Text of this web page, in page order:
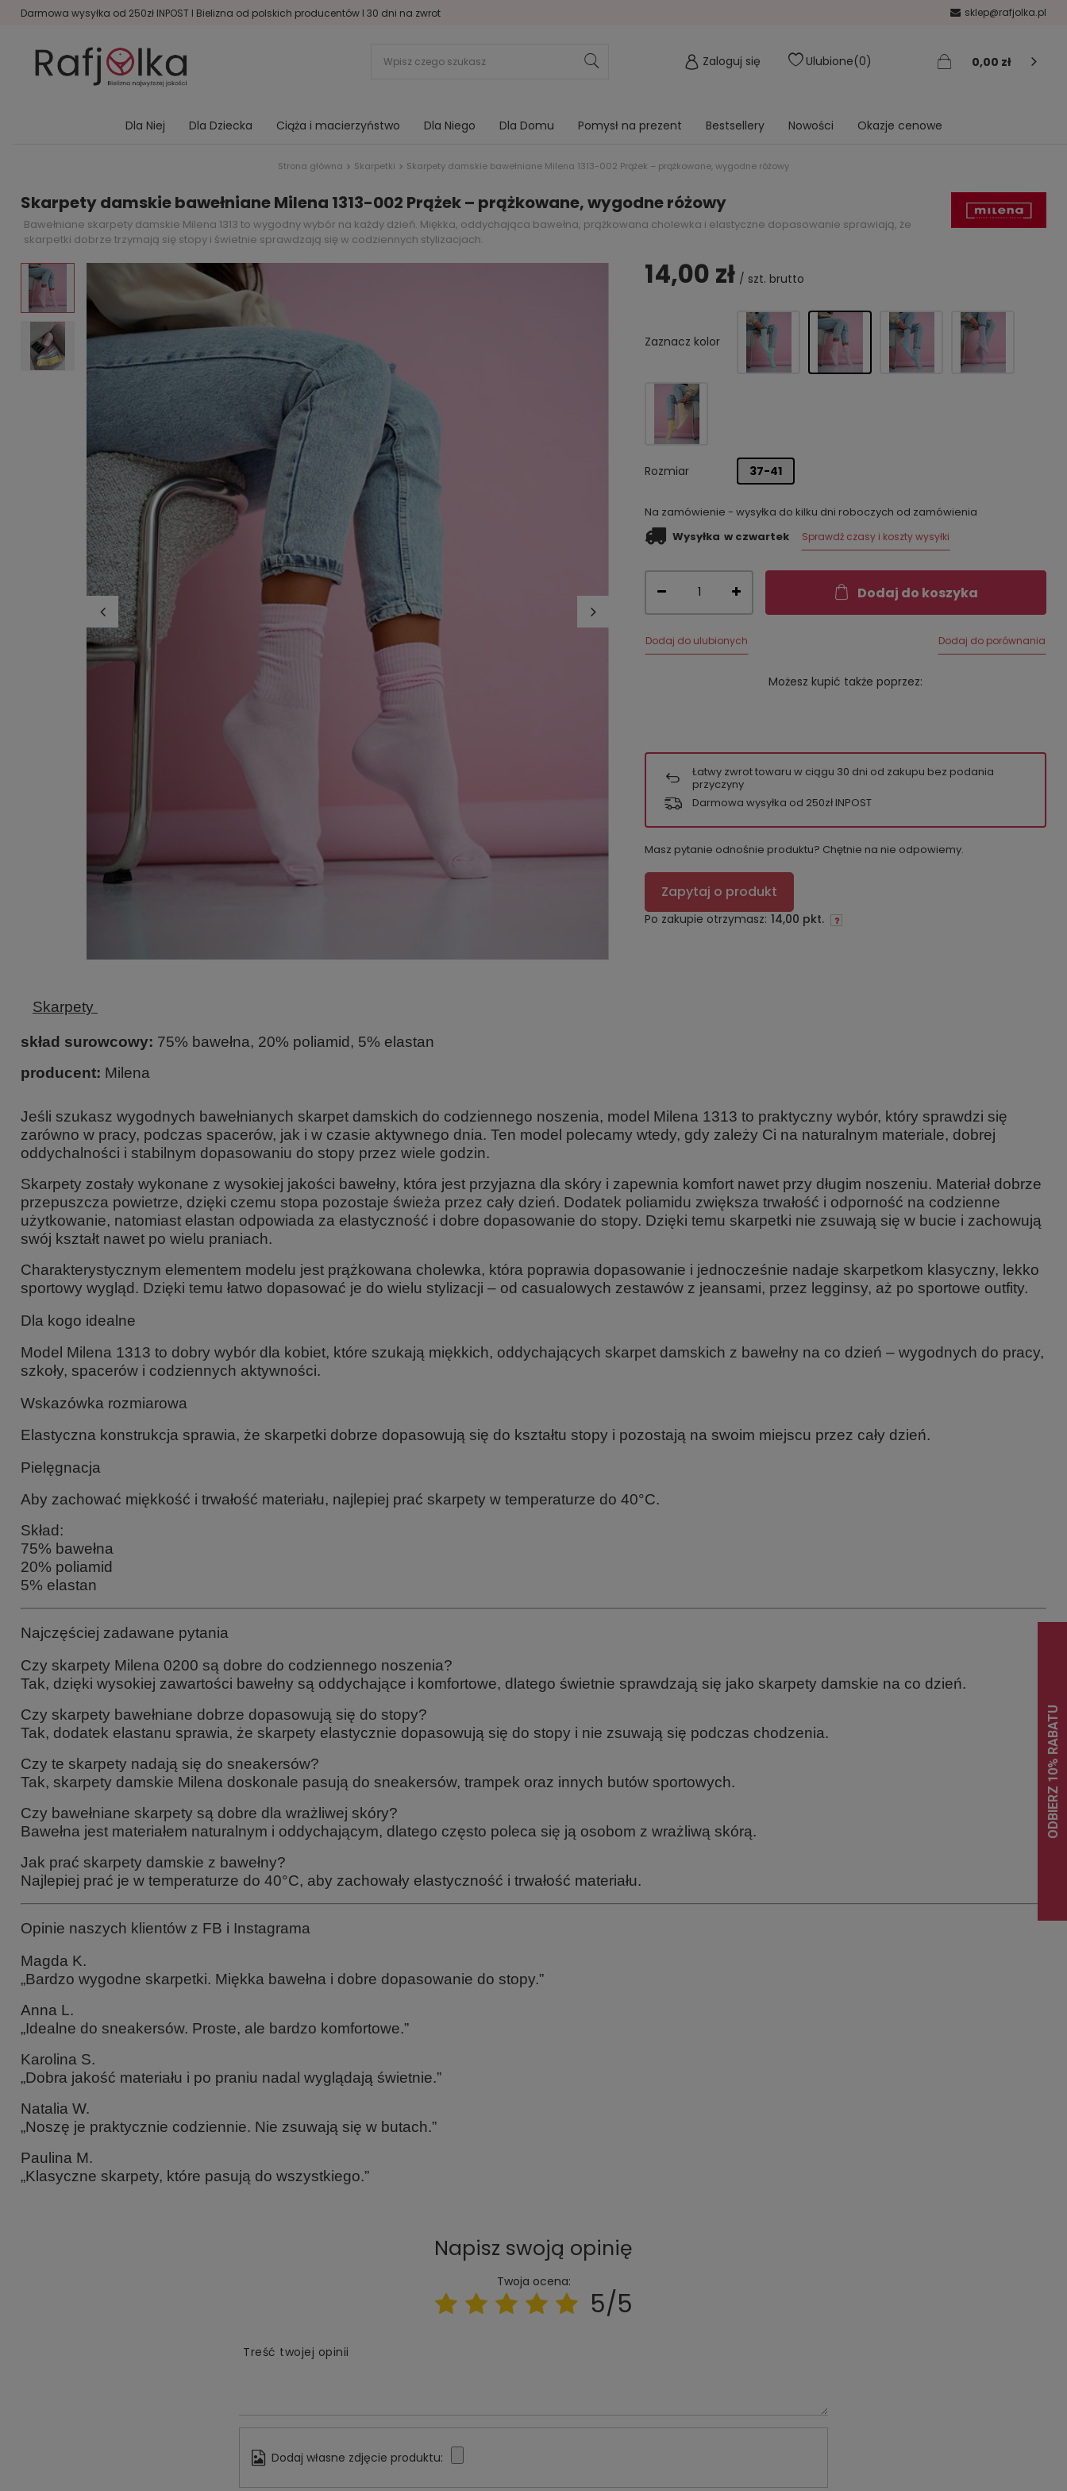
Darmowa wysyłka od 250zł INPOST I Bielizna od polskich producentów I 30 dni na zwrot sklep@rafjolka.pl
Zaloguj się Ulubione 0 0,00 zł
Dla Niej Dla Dziecka Ciąża i macierzyństwo Dla Niego Dla Domu Pomysł na prezent Bestsellery Nowości Okazje cenowe
Strona główna Skarpetki Skarpety damskie bawełniane Milena 1313-002 Prążek – prążkowane, wygodne różowy
Skarpety damskie bawełniane Milena 1313-002 Prążek – prążkowane, wygodne różowy
Bawełniane skarpety damskie Milena 1313 to wygodny wybór na każdy dzień. Miękka, oddychająca bawełna, prążkowana cholewka i elastyczne dopasowanie sprawiają, że
skarpetki dobrze trzymają się stopy i świetnie sprawdzają się w codziennych stylizacjach.
14,00 zł / szt. brutto
Zaznacz kolor
Rozmiar 37-41
Na zamówienie - wysyłka do kilku dni roboczych od zamówienia
Wysyłka w czwartek Sprawdź czasy i koszty wysyłki
Dodaj do koszyka
Dodaj do ulubionych Dodaj do porównania
Możesz kupić także poprzez:
Łatwy zwrot towaru w ciągu 30 dni od zakupu bez podania
przyczyny
Darmowa wysyłka od 250zł INPOST
Masz pytanie odnośnie produktu? Chętnie na nie odpowiemy.
Zapytaj o produkt
Po zakupie otrzymasz: 14,00 pkt.
Skarpety
skład surowcowy: 75% bawełna, 20% poliamid, 5% elastan
producent: Milena
Jeśli szukasz wygodnych bawełnianych skarpet damskich do codziennego noszenia, model Milena 1313 to praktyczny wybór, który sprawdzi się
zarówno w pracy, podczas spacerów, jak i w czasie aktywnego dnia. Ten model polecamy wtedy, gdy zależy Ci na naturalnym materiale, dobrej
oddychalności i stabilnym dopasowaniu do stopy przez wiele godzin.
Skarpety zostały wykonane z wysokiej jakości bawełny, która jest przyjazna dla skóry i zapewnia komfort nawet przy długim noszeniu. Materiał dobrze
przepuszcza powietrze, dzięki czemu stopa pozostaje świeża przez cały dzień. Dodatek poliamidu zwiększa trwałość i odporność na codzienne
użytkowanie, natomiast elastan odpowiada za elastyczność i dobre dopasowanie do stopy. Dzięki temu skarpetki nie zsuwają się w bucie i zachowują
swój kształt nawet po wielu praniach.
Charakterystycznym elementem modelu jest prążkowana cholewka, która poprawia dopasowanie i jednocześnie nadaje skarpetkom klasyczny, lekko
sportowy wygląd. Dzięki temu łatwo dopasować je do wielu stylizacji – od casualowych zestawów z jeansami, przez legginsy, aż po sportowe outfity.
Dla kogo idealne
Model Milena 1313 to dobry wybór dla kobiet, które szukają miękkich, oddychających skarpet damskich z bawełny na co dzień – wygodnych do pracy,
szkoły, spacerów i codziennych aktywności.
Wskazówka rozmiarowa
Elastyczna konstrukcja sprawia, że skarpetki dobrze dopasowują się do kształtu stopy i pozostają na swoim miejscu przez cały dzień.
Pielęgnacja
Aby zachować miękkość i trwałość materiału, najlepiej prać skarpety w temperaturze do 40°C.
Skład:
75% bawełna
20% poliamid
5% elastan
Najczęściej zadawane pytania
Czy skarpety Milena 0200 są dobre do codziennego noszenia?
Tak, dzięki wysokiej zawartości bawełny są oddychające i komfortowe, dlatego świetnie sprawdzają się jako skarpety damskie na co dzień.
Czy skarpety bawełniane dobrze dopasowują się do stopy?
Tak, dodatek elastanu sprawia, że skarpety elastycznie dopasowują się do stopy i nie zsuwają się podczas chodzenia.
Czy te skarpety nadają się do sneakersów?
Tak, skarpety damskie Milena doskonale pasują do sneakersów, trampek oraz innych butów sportowych.
Czy bawełniane skarpety są dobre dla wrażliwej skóry?
Bawełna jest materiałem naturalnym i oddychającym, dlatego często poleca się ją osobom z wrażliwą skórą.
Jak prać skarpety damskie z bawełny?
Najlepiej prać je w temperaturze do 40°C, aby zachowały elastyczność i trwałość materiału.
Opinie naszych klientów z FB i Instagrama
Magda K.
„Bardzo wygodne skarpetki. Miękka bawełna i dobre dopasowanie do stopy.”
Anna L.
„Idealne do sneakersów. Proste, ale bardzo komfortowe.”
Karolina S.
„Dobra jakość materiału i po praniu nadal wyglądają świetnie.”
Natalia W.
„Noszę je praktycznie codziennie. Nie zsuwają się w butach.”
Paulina M.
„Klasyczne skarpety, które pasują do wszystkiego.”
Napisz swoją opinię
Twoja ocena:
5/5
Treść twojej opinii
Dodaj własne zdjęcie produktu: